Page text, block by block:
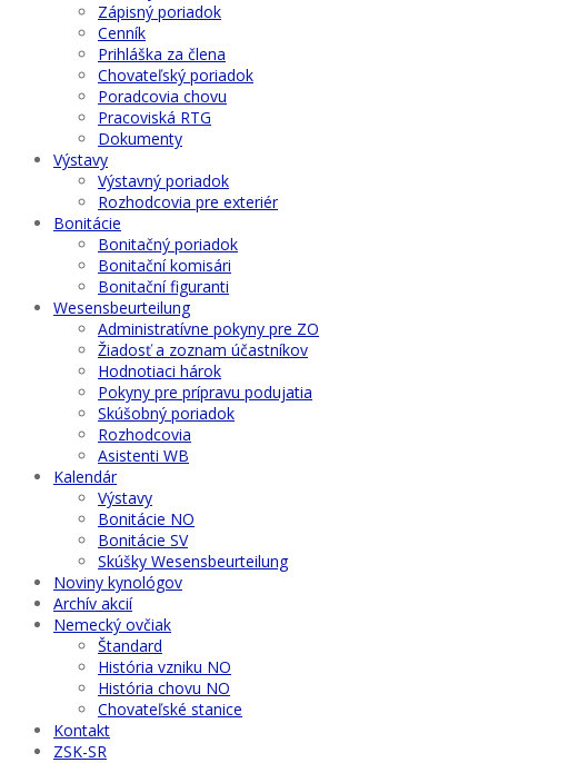
Zápisný poriadok
Cenník
Prihláška za člena
Chovateľský poriadok
Poradcovia chovu
Pracoviská RTG
Dokumenty
Výstavy
Výstavný poriadok
Rozhodcovia pre exteriér
Bonitácie
Bonitačný poriadok
Bonitační komisári
Bonitační figuranti
Wesensbeurteilung
Administratívne pokyny pre ZO
Žiadosť a zoznam účastníkov
Hodnotiaci hárok
Pokyny pre prípravu podujatia
Skúšobný poriadok
Rozhodcovia
Asistenti WB
Kalendár
Výstavy
Bonitácie NO
Bonitácie SV
Skúšky Wesensbeurteilung
Noviny kynológov
Archív akcií
Nemecký ovčiak
Štandard
História vzniku NO
História chovu NO
Chovateľské stanice
Kontakt
ZSK-SR